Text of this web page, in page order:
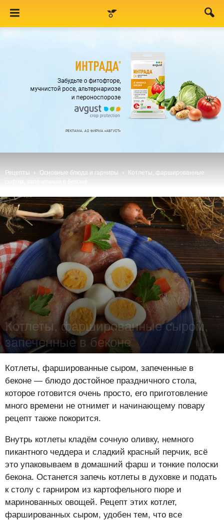
Рецепты Основные блюда и гарниры
Котлеты, фаршированные
Котлеты, фаршированные сыром,
запеченные в беконе
Котлеты, фаршированные сыром, запеченные в
беконе — блюдо достойное праздничного стола,
которое готовится очень просто, его приготовление
много времени не отнимет и начинающему повару
рецепт также покорится.
Внутрь котлеты кладём сочную оливку, немного
пикантного чеддера и сладкий красный перчик, всё
это упаковываем в домашний фарш и тонкие полоски
бекона. Останется запечь котлеты в духовке и подать
к столу с гарниром из картофельного пюре и
маринованных овощей. Рецепт этих котлет,
фаршированных сыром, удобен тем, что все